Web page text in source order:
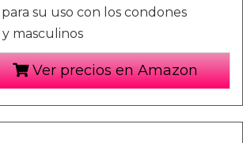
su uso con los condones
masculinos
Ver precios en Amazon